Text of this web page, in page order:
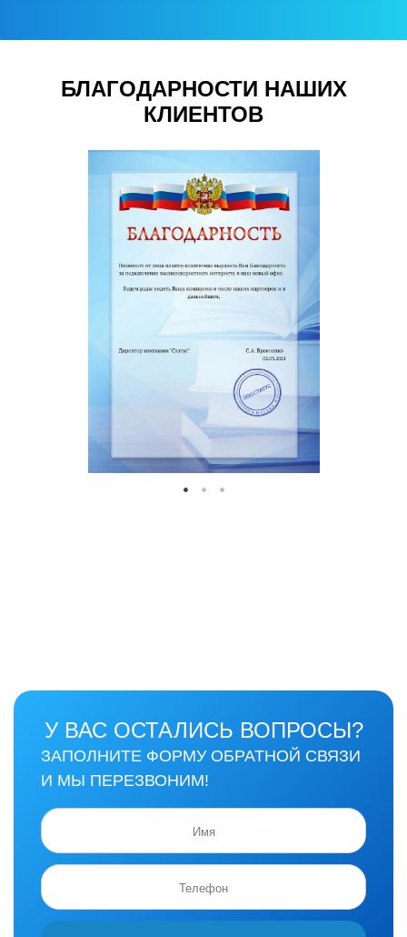
БЛАГОДАРНОСТИ НАШИХ
КЛИЕНТОВ
У ВАС ОСТАЛИСЬ ВОПРОСЫ?
ЗАПОЛНИТЕ ФОРМУ ОБРАТНОЙ СВЯЗИ
И МЫ ПЕРЕЗВОНИМ!